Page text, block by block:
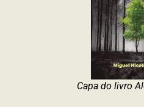
Capa do livro